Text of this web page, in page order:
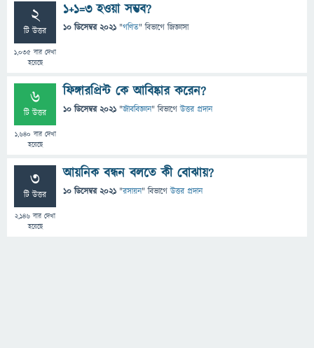
2
টি উত্তর
1,035 বার দেখা
হয়েছে
১+১=৩ হওয়া সম্ভব?
10 ডিসেম্বর 2021 "গণিত" বিভাগে জিজ্ঞাসা
6
টি উত্তর
1,640 বার দেখা
হয়েছে
ফিঙ্গারপ্রিন্ট কে আবিষ্কার করেন?
10 ডিসেম্বর 2021 "জীববিজ্ঞান" বিভাগে উত্তর প্রদান
3
টি উত্তর
2,146 বার দেখা
হয়েছে
আয়নিক বন্ধন বলতে কী বোঝায়?
10 ডিসেম্বর 2021 "রসায়ন" বিভাগে উত্তর প্রদান